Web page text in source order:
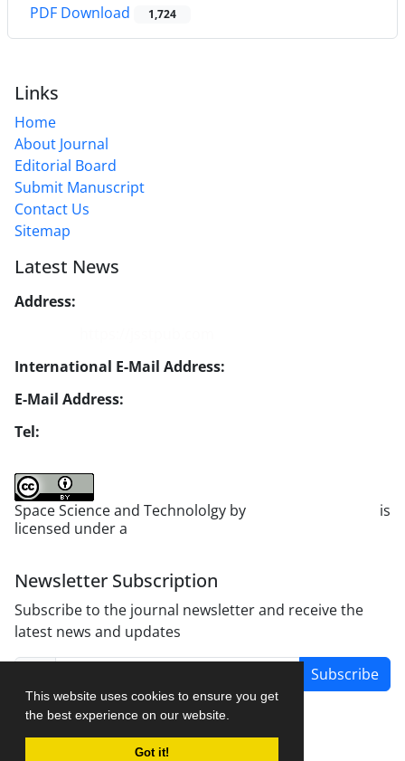
This website uses cookies to ensure you get
the best experience on our website.
Got it!
PDF Download 1,724
Links
Home
About Journal
Editorial Board
Submit Manuscript
Contact Us
Sitemap
Latest News
Address:
International E-Mail Address:
E-Mail Address:
Tel:
Space Science and Technololgy by
is
licensed under a
Newsletter Subscription
Subscribe to the journal newsletter and receive the
latest news and updates
Subscribe